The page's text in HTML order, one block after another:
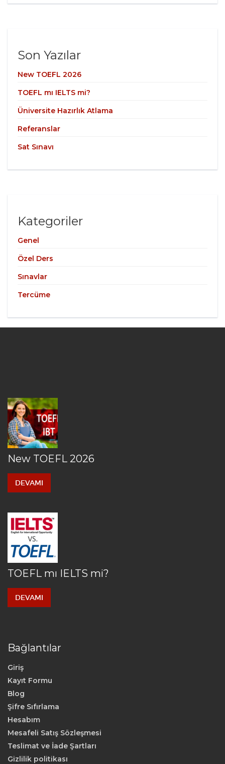
Son Yazılar
New TOEFL 2026
TOEFL mı IELTS mi?
Üniversite Hazırlık Atlama
Referanslar
Sat Sınavı
Kategoriler
Genel
Özel Ders
Sınavlar
Tercüme
New TOEFL 2026
DEVAMI
TOEFL mı IELTS mi?
DEVAMI
Bağlantılar
Giriş
Kayıt Formu
Blog
Şifre Sıfırlama
Hesabım
Mesafeli Satış Sözleşmesi
Teslimat ve İade Şartları
Gizlilik politikası